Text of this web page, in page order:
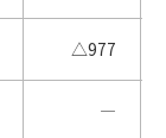
△977
―